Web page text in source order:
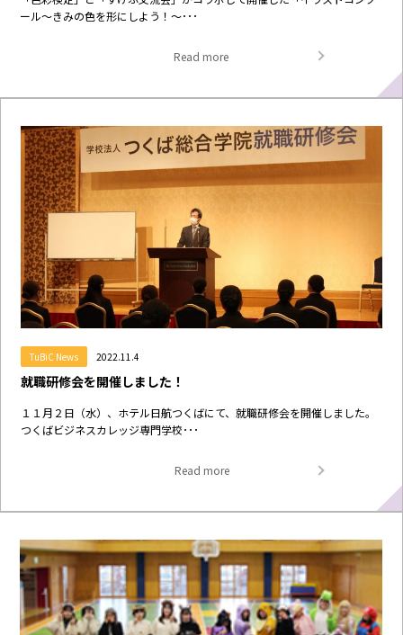
ール〜きみの色を形にしよう！〜･･･
Read more
TuBiC News 2022.11.4
就職研修会を開催しました！
１１月２日（水）、ホテル日航つくばにて、就職研修会を開催しました。
つくばビジネスカレッジ専門学校･･･
Read more